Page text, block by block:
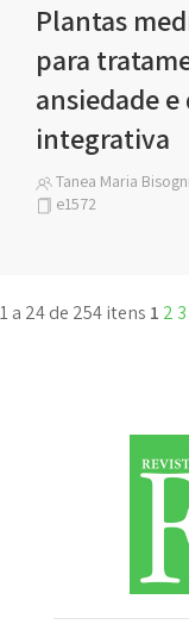
Plantas
para
ansiedade
integrativa
Tanea Maria
e1572
1 a 24 de 254 itens 1 2 3